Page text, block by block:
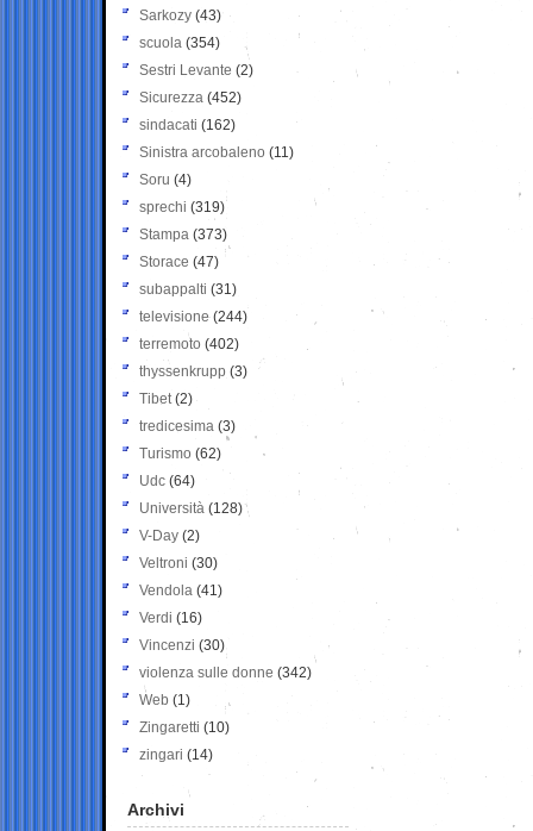
Sarkozy (43)
scuola (354)
Sestri Levante (2)
Sicurezza (452)
sindacati (162)
Sinistra arcobaleno (11)
Soru (4)
sprechi (319)
Stampa (373)
Storace (47)
subappalti (31)
televisione(244)
terremoto (402)
thyssenkrupp (3)
Tibet(2)
tredicesima (3)
Turismo (62)
Udc (64)
Università (128)
V-Day (2)
Veltroni (30)
Vendola (41)
Verdi (16)
Vincenzi (30)
violenza sulle donne (342)
Web (1)
Zingaretti (10)
zingari (14)
Archivi